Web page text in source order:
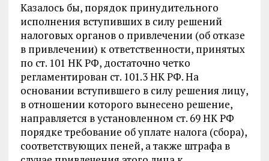
Казалось бы, порядок принудительного
исполнения вступивших в силу решений
налоговых органов о привлечении (об отказе
в привлечении) к ответственности, принятых
по ст. 101 НК РФ, достаточно четко
регламентирован ст. 101.3 НК РФ. На
основании вступившего в силу решения лицу,
в отношении которого вынесено решение,
направляется в установленном ст. 69 НК РФ
порядке требование об уплате налога (сбора),
соответствующих пеней, а также штрафа в